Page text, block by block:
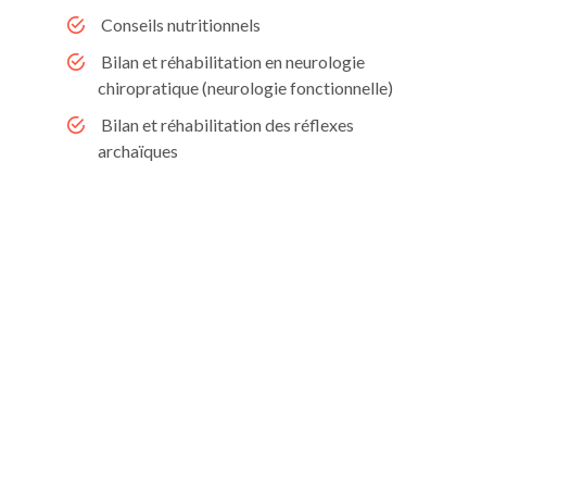
Conseils nutritionnels
Bilan et réhabilitation en neurologie
chiropratique (neurologie fonctionnelle)
Bilan et réhabilitation des réflexes
archaïques